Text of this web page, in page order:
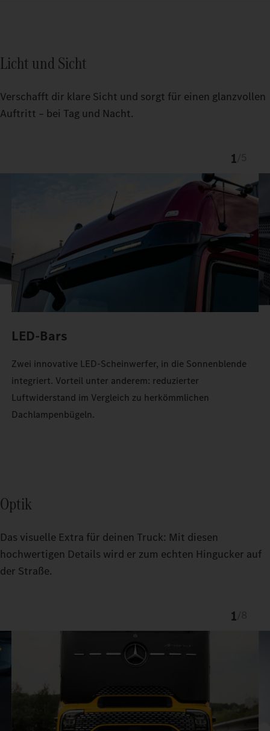
Chromspange und -dots verleihen der ProCabin Front eine
Der passgenaue TruckLocker schafft mehr Ordnung und
Licht und Sicht
Verschafft dir klare Sicht und sorgt für einen glanzvollen
Auftritt – bei Tag und Nacht.
1
LED-Bars
Zwei innovative LED-Scheinwerfer, in die Sonnenblende
integriert. Vorteil unter anderem: reduzierter
Luftwiderstand im Vergleich zu herkömmlichen
Dachlampenbügeln.
Optik
Das visuelle Extra für deinen Truck: Mit diesen
hochwertigen Details wird er zum echten Hingucker auf
der Straße.
1